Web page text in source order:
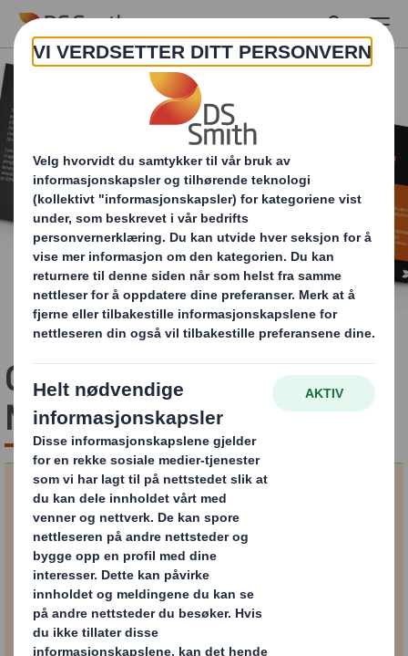
Skip to main content
Guide Circular Design
Metrics
Last ned guiden
*= obligatorisk felt
FORNAVN*